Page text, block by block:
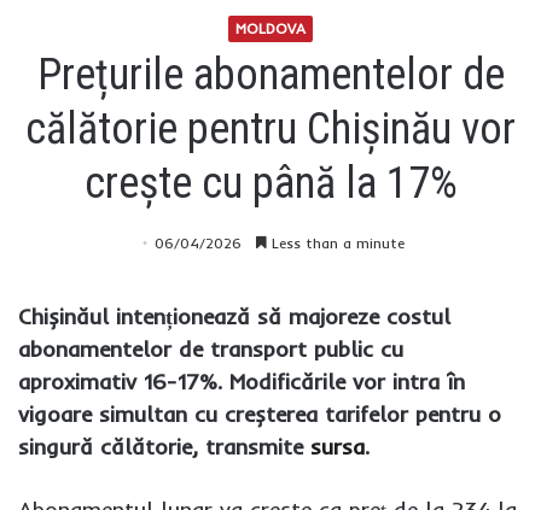
MOLDOVA
Prețurile abonamentelor de
călătorie pentru Chișinău vor
crește cu până la 17%
06/04/2026 Less than a minute
Chișinăul intenționează să majoreze costul
abonamentelor de transport public cu
aproximativ 16-17%. Modificările vor intra în
vigoare simultan cu creșterea tarifelor pentru o
singură călătorie, transmite sursa.